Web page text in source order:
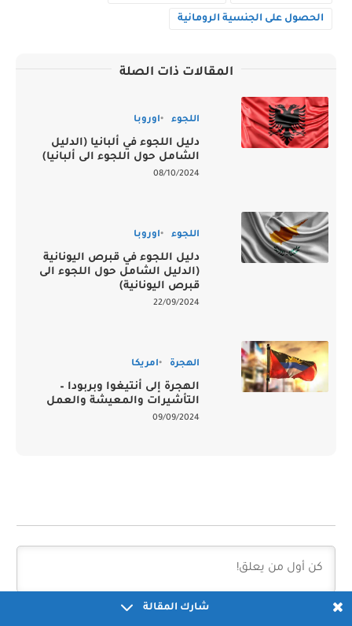
الحصول على الجنسية الرومانية
المقالات ذات الصلة
اللجوء اوروبا
دليل اللجوء في ألبانيا (الدليل
الشامل حول اللجوء الى ألبانيا)
08/10/2024
اللجوء اوروبا
دليل اللجوء في قبرص اليونانية
(الدليل الشامل حول اللجوء الى
قبرص اليونانية)
22/09/2024
الهجرة امريكا
الهجرة إلى أنتيغوا وبربودا –
التأشيرات والمعيشة والعمل
09/09/2024
شارك المقالة